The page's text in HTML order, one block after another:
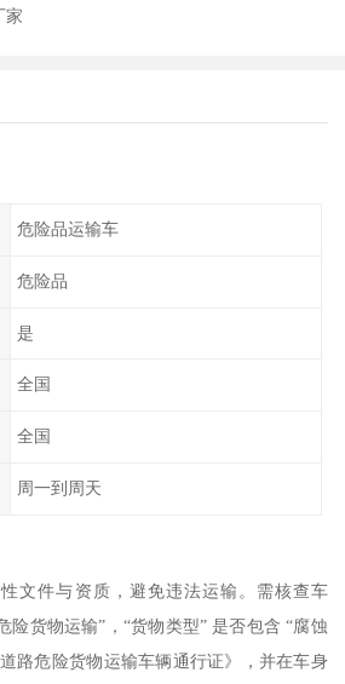
家
危险品运输车
危险品
是
全国
全国
周一到周天
文件与资质，避免违法运输。需核查车
险货物运输”，“货物类型” 是否包含 “腐蚀
路危险货物运输车辆通行证》，并在车身